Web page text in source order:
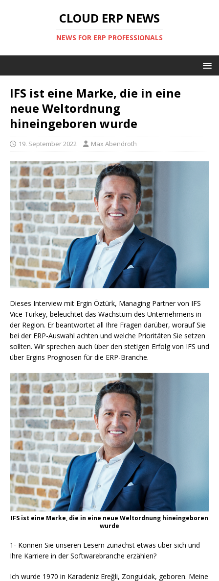
CLOUD ERP NEWS
NEWS FOR ERP PROFESSIONALS
IFS ist eine Marke, die in eine
neue Weltordnung
hineingeboren wurde
19. September 2022 Max Abendroth
Dieses Interview mit Ergin Öztürk, Managing Partner von IFS
Vice Turkey, beleuchtet das Wachstum des Unternehmens in
der Region. Er beantwortet all Ihre Fragen darüber, worauf Sie
bei der ERP-Auswahl achten und welche Prioritäten Sie setzen
sollten. Wir sprechen auch über den stetigen Erfolg von IFS und
über Ergins Prognosen für die ERP-Branche.
IFS ist eine Marke, die in eine neue Weltordnung hineingeboren
wurde
1- Können Sie unseren Lesern zunächst etwas über sich und
Ihre Karriere in der Softwarebranche erzählen?
Ich wurde 1970 in Karadeniz Ereğli, Zonguldak, geboren. Meine